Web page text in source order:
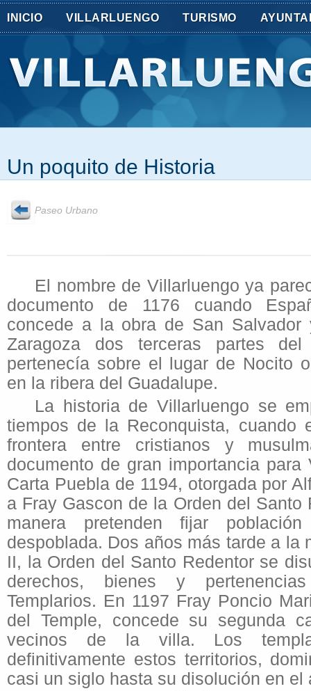
INICIO VILLARLUENGO TURISMO
Un poquito de Historia
Paseo Urbano
El nombre de Villarluengo ya
documento de 1176 cuando
concede a la obra de San Salvador
Zaragoza dos terceras partes
pertenecía sobre el lugar de Nocito
en la ribera del Guadalupe.
La historia de Villarluengo se
tiempos de la Reconquista, cuando
frontera entre cristianos y
documento de gran importancia para
Carta Puebla de 1194, otorgada por
a Fray Gascon de la Orden del Santo
manera pretenden fijar
despoblada. Dos años más tarde a la
II, la Orden del Santo Redentor se
derechos, bienes y
Templarios. En 1197 Fray Poncio
del Temple, concede su segunda
vecinos de la villa. Los
definitivamente estos territorios,
casi un siglo hasta su disolución en el